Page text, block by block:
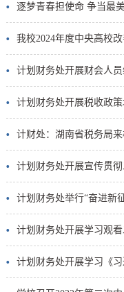
逐梦青春担使命 争当最
我校2024年度中央高校
计划财务处开展财会人
计划财务处开展税收政
计财处：湖南省税务局
计划财务处开展宣传贯
计划财务处举行“奋进新
计划财务处开展学习观
计划财务处开展学习《